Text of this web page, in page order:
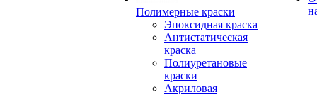
Полимерные краски
Эпоксидная краска
Антистатическая
краска
Полиуретановые
краски
Акриловая